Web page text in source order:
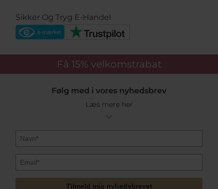
Sikker Og Tryg E-Handel
Få 15% velkomstrabat
Følg med i vores nyhedsbrev
Læs mere her
Tilmeld mig nyhedsbrevet